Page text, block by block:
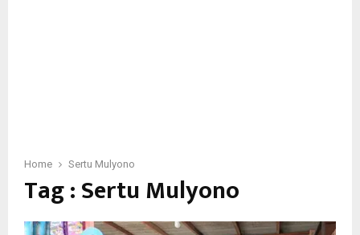
Home Sertu Mulyono
Tag : Sertu Mulyono